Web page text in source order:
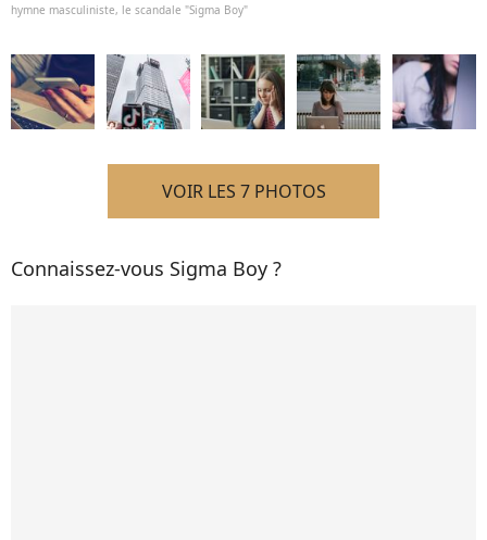
hymne masculiniste, le scandale "Sigma Boy"
VOIR LES 7 PHOTOS
Connaissez-vous Sigma Boy ?